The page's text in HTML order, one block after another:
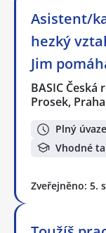
Asistent/
hezký
Jim
BASIC Česká
Prosek, Praha
Plný
Vhodné
Zveřejněno: 5.